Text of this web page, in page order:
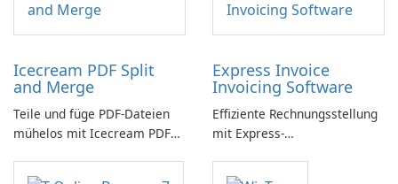
Icecream PDF Split
and Merge
Teile und füge PDF-Dateien
mühelos mit Icecream PDF
Express Invoice
Invoicing Software
Effiziente Rechnungsstellung
mit Express-
gemacht